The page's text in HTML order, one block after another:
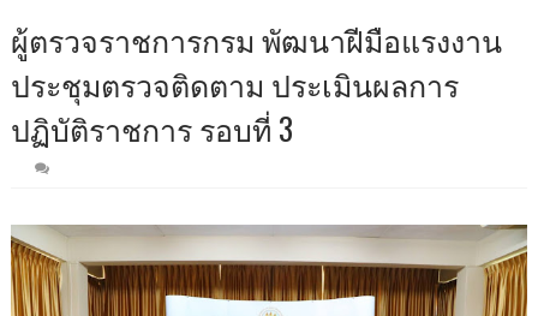
ผู้ตรวจราชการกรม พัฒนาฝีมือแรงงาน
ประชุมตรวจติดตาม ประเมินผลการ
ปฏิบัติราชการ รอบที่ 3